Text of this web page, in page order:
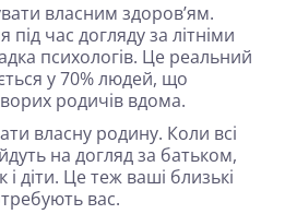
власним здоров’ям.
час догляду за літніми
психологів. Це реальний
у 70% людей, що
родичів вдома.
власну родину. Коли всі
на догляд за батьком,
діти. Це теж ваші близькі
вас.